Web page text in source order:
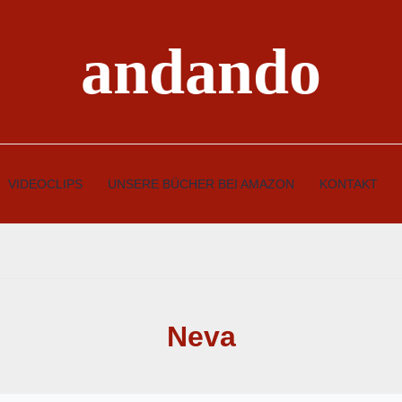
andando
VIDEOCLIPS UNSERE BÜCHER BEI AMAZON KONTAKT
Neva